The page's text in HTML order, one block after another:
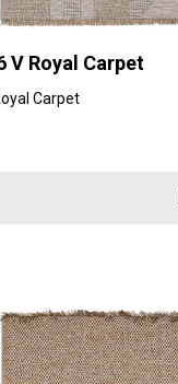
V Royal Carpet
Carpet